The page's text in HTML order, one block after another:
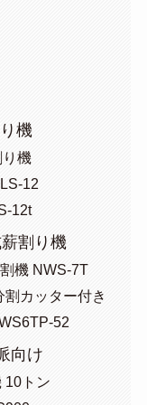
機
機
12
12t
割り機
機 NWS-7T
カッター付き
52
向け
10トン